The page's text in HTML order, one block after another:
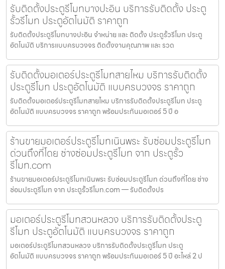
รับติดตั้งประตูรีโมทบางปะอิน บริการรับติดตั้ง ประตู
รั้วรีโมท ประตูอัตโนมัติ ราคาถูก
รับติดตั้งประตูรีโมทบางปะอิน จำหน่าย และ ติดตั้ง ประตูรั้วรีโมท ประตู
อัตโนมัติ บริการแบบครบวงจร ติดตั้งงานคุณภาพ และ รวด
รับติดตั้งมอเตอร์ประตูรีโมทสายไหม บริการรับติดตั้ง
ประตูรีโมท ประตูอัตโนมัติ แบบครบวงจร ราคาถูก
รับติดตั้งมอเตอร์ประตูรีโมทสายไหม บริการรับติดตั้งประตูรีโมท ประตู
อัตโนมัติ แบบครบวงจร ราคาถูก พร้อมประกันมอเตอร์ 5 ปี อ
ร้านขายมอเตอร์ประตูรีโมทเนินพระ รับซ่อมประตูรีโมท
ด่วนถึงที่โดย ช่างซ่อมประตูรีโมท จาก ประตูรั้ว
รีโมท.com
ร้านขายมอเตอร์ประตูรีโมทเนินพระ รับซ่อมประตูรีโมท ด่วนถึงที่โดย ช่าง
ซ่อมประตูรีโมท จาก ประตูรั้วรีโมท.com — รับติดตั้งปร
มอเตอร์ประตูรีโมทสวนหลวง บริการรับติดตั้งประตู
รีโมท ประตูอัตโนมัติ แบบครบวงจร ราคาถูก
มอเตอร์ประตูรีโมทสวนหลวง บริการรับติดตั้งประตูรีโมท ประตู
อัตโนมัติ แบบครบวงจร ราคาถูก พร้อมประกันมอเตอร์ 5 ปี อะไหล่ 2 ป